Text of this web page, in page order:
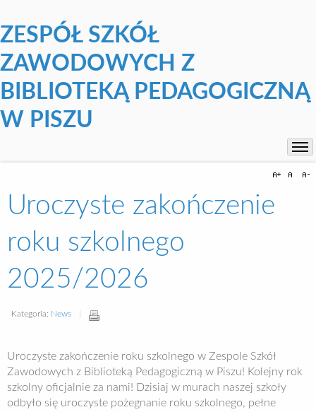
ZESPÓŁ SZKÓŁ
ZAWODOWYCH Z
BIBLIOTEKĄ PEDAGOGICZNĄ
W PISZU
Uroczyste zakończenie
roku szkolnego
2025/2026
Kategoria: News
Uroczyste zakończenie roku szkolnego w Zespole Szkół
Zawodowych z Biblioteką Pedagogiczną w Piszu! Kolejny rok
szkolny oficjalnie za nami! Dzisiaj w murach naszej szkoły
odbyło się uroczyste pożegnanie roku szkolnego, pełne